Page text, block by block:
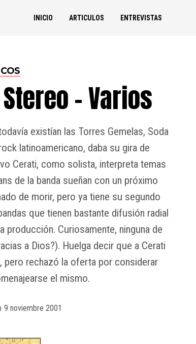
INICIO ARTICULOS ENTREVISTAS
– Varios
existían las Torres Gemelas, Soda
latinoamericano, daba su gira de
Cerati, como solista, interpreta temas
de la banda sueñan con un próximo
de morir, pero ya tiene su segundo
que tienen bastante difusión radial
producción. Curiosamente, ninguna de
a Dios?). Huelga decir que a Cerati
rechazó la oferta por considerar
el mismo.
9 noviembre 2001